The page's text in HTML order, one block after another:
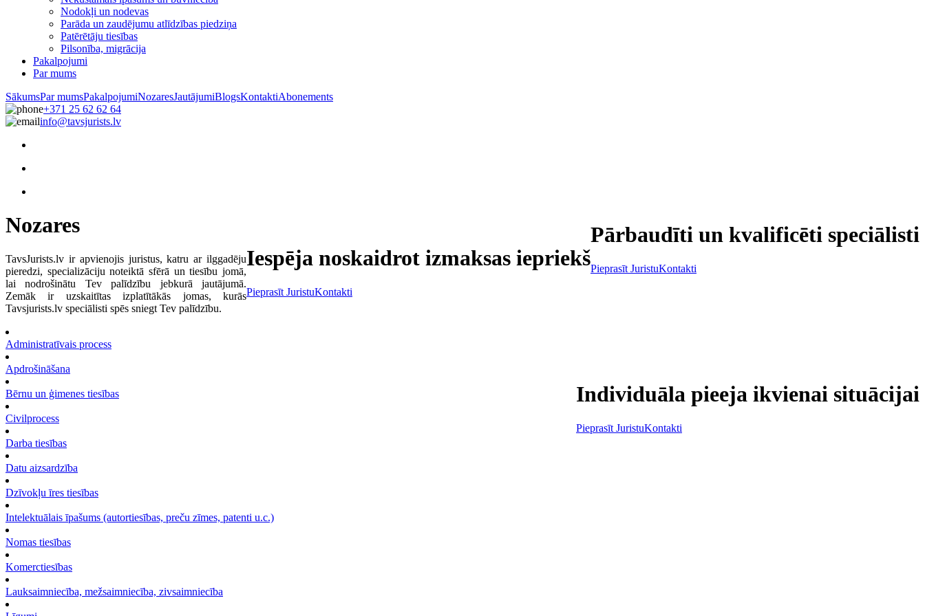
Nodokļi un nodevas
Parāda un zaudējumu atlīdzības piedziņa
Patērētāju tiesības
Pilsonība, migrācija
Pakalpojumi
Par mums
SākumsPar mumsPakalpojumiNozaresJautājumiBlogsKontaktiAbonements
+371 25 62 62 64
info@tavsjurists.lv
Pārbaudīti un kvalificēti speciālisti
Pieprasīt JuristuKontakti
Iespēja noskaidrot izmaksas iepriekš
Pieprasīt JuristuKontakti
Individuāla pieeja ikvienai situācijai
Pieprasīt JuristuKontakti
Nozares
TavsJurists.lv ir apvienojis juristus, katru ar ilggadēju
pieredzi, specializāciju noteiktā sfērā un tiesību jomā,
lai nodrošinātu Tev palīdzību jebkurā jautājumā.
Zemāk ir uzskaitītas izplatītākās jomas, kurās
Tavsjurists.lv speciālisti spēs sniegt Tev palīdzību.
Administratīvais process
Apdrošināšana
Bērnu un ģimenes tiesības
Civilprocess
Darba tiesības
Datu aizsardzība
Dzīvokļu īres tiesības
Intelektuālais īpašums (autortiesības, preču zīmes, patenti u.c.)
Nomas tiesības
Komerctiesības
Lauksaimniecība, mežsaimniecība, zivsaimniecība